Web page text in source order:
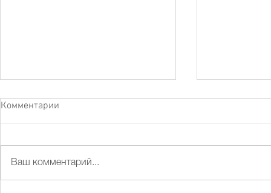
Комментарии
Ваш комментарий...